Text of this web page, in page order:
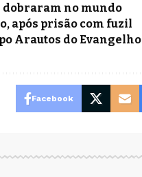
dobraram no mundo
após prisão com fuzil
Arautos do Evangelho
Facebook